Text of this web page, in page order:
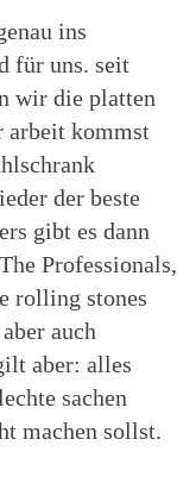
ins
für uns. seit
wir die platten
arbeit kommst
der beste
gibt es dann
Professionals,
rolling stones
auch
aber: alles
sachen
machen sollst.